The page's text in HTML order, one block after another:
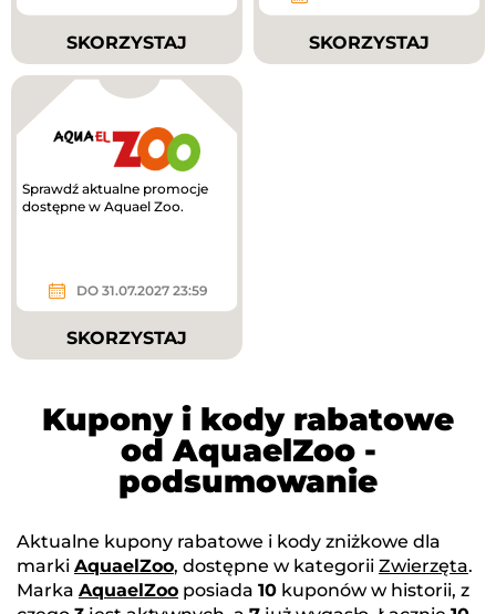
SKORZYSTAJ SKORZYSTAJ
Sprawdź aktualne promocje
dostępne w Aquael Zoo.
DO 31.07.2027 23:59
SKORZYSTAJ
Kupony i kody rabatowe
od AquaelZoo -
podsumowanie
Aktualne kupony rabatowe i kody zniżkowe dla
marki AquaelZoo, dostępne w kategorii Zwierzęta.
Marka AquaelZoo posiada 10 kuponów w historii, z